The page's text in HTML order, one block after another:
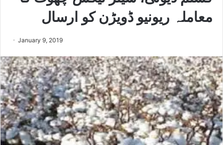
معاملہ ریونیو ڈویڑن کو ارسال
January 9, 2019